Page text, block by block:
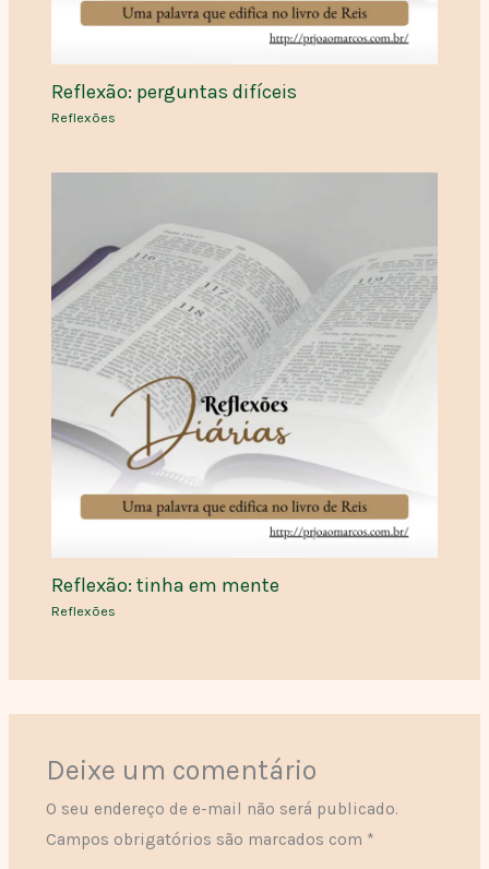
Reflexão: perguntas difíceis
Reflexões
Reflexão: tinha em mente
Reflexões
Deixe um comentário
O seu endereço de e-mail não será publicado.
Campos obrigatórios são marcados com *